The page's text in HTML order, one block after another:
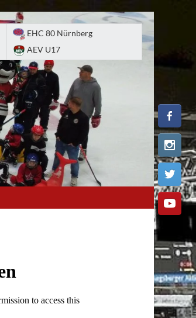
EHC 80 Nürnberg
AEV U17